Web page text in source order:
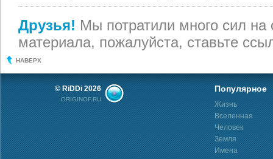
Друзья! Мы потратили много сил на
материала, пожалуйста, ставьте
НАВЕРХ
© RiDDi 2026
ORIGINOF.RU
Популярное
Жизнь
Вселенная
Человек
Земля
Имена